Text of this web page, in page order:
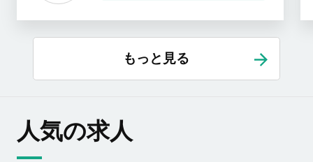
もっと見る
人気の求人